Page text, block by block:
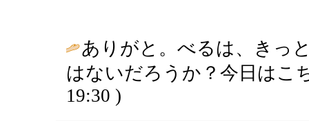
ありがと。べるは、きっ
はないだろうか？今日はこ
19:30 )